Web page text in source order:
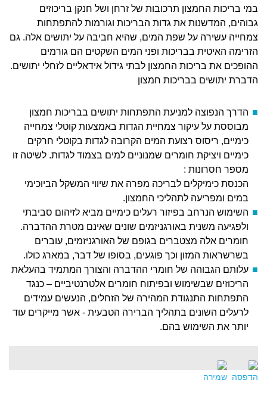
במי בריכות החמצון תרכובות של זרחן ושל חנקן בריכוזים
גבוהים, המדשנות את גדות הבריכות וגורמות להתפתחות
צמחייה עשירה על שפת המים, שהיא חביבה על יתושים אלה. גם
הזרימה האיטית בבריכות ופני המים השקטים הם גורמים
ההופכים את בריכות החמצון לבתי גידול אידאליים לזחלי יתושים.
הדברת יתושים בבריכות חמצון
הדרך הנפוצה למניעת התפתחות יתושים בבריכות חמצון
מבוססת על עיקור צמחיית הגדות באמצעות קוטלי צמחייה
כימיים, ריסוס רצועת המים הקרובה לגדות בקוטלי חרקים
כימיים ויציקת חומרים שמנוניים למים בצמוד לגדות. לשיטה זו
מספר חסרונות :
הכנסת כימיקלים לבריכה מפרה את שיווי המשקל הביוכימי
במים ומפריעה לתהליכי החמצון.
השימוש הנרחב בפיזור רעלים כימיים מביא לזיהום סביבתי
ולפגיעה משנית באורגניזמים שונים שאינם מטרת ההדברה.
חומרים אלה מצטברים בגופם של האורגניזמים, עוברים
בשרשראות המזון וכך פוגעים, בסופו של דבר, במארג כולו.
עלותם הגבוהה של חומרי ההדברה והצורך המתמיד בהעלאת
הריכוזים שבשימוש ובפיתוח חומרים אלטרנטיביים – כנגד
התפתחות התנגודת המהירה של הזחלים, הנעשים עמידים
לרעלים השונים בתהליך הברירה הטבעית - אשר מייקרים עוד
יותר את השימוש בהם.
הדפסה שמירה